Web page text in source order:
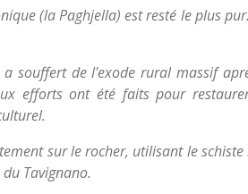
(la Paghjella) est resté le plus
souffert de l'exode rural massif
efforts ont été faits pour
sur le rocher, utilisant le
Tavignano.